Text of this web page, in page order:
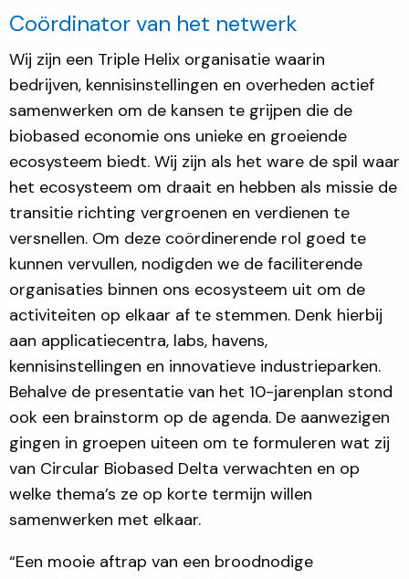
Coördinator van het netwerk
Wij zijn een Triple Helix organisatie waarin
bedrijven, kennisinstellingen en overheden actief
samenwerken om de kansen te grijpen die de
biobased economie ons unieke en groeiende
ecosysteem biedt. Wij zijn als het ware de spil waar
het ecosysteem om draait en hebben als missie de
transitie richting vergroenen en verdienen te
versnellen. Om deze coördinerende rol goed te
kunnen vervullen, nodigden we de faciliterende
organisaties binnen ons ecosysteem uit om de
activiteiten op elkaar af te stemmen. Denk hierbij
aan applicatiecentra, labs, havens,
kennisinstellingen en innovatieve industrieparken.
Behalve de presentatie van het 10-jarenplan stond
ook een brainstorm op de agenda. De aanwezigen
gingen in groepen uiteen om te formuleren wat zij
van Circular Biobased Delta verwachten en op
welke thema’s ze op korte termijn willen
samenwerken met elkaar.
“Een mooie aftrap van een broodnodige